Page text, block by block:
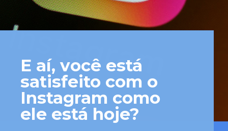
E aí, você está
satisfeito com o
Instagram como
ele está hoje?